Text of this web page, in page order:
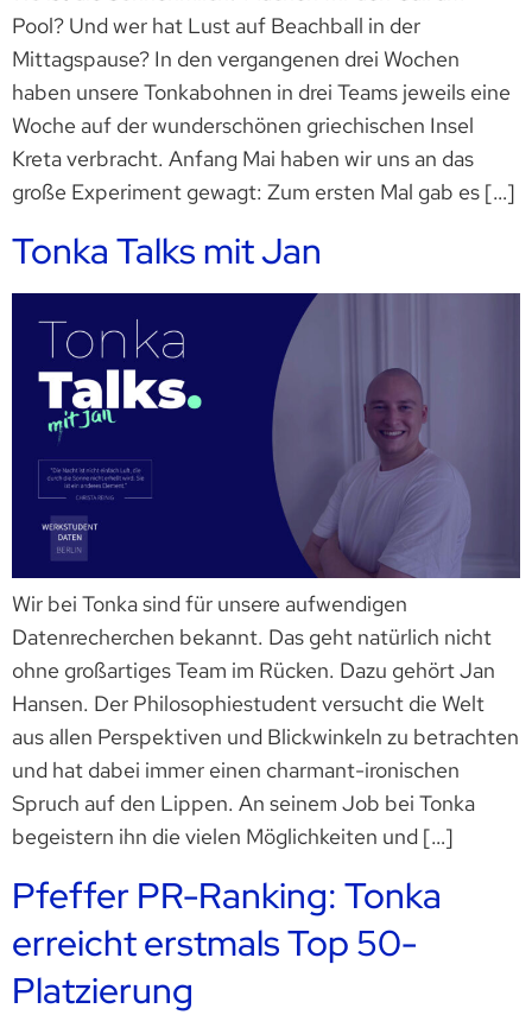
Pool? Und wer hat Lust auf Beachball in der
Mittagspause? In den vergangenen drei Wochen
haben unsere Tonkabohnen in drei Teams jeweils eine
Woche auf der wunderschönen griechischen Insel
Kreta verbracht. Anfang Mai haben wir uns an das
große Experiment gewagt: Zum ersten Mal gab es […]
Tonka Talks mit Jan
Wir bei Tonka sind für unsere aufwendigen
Datenrecherchen bekannt. Das geht natürlich nicht
ohne großartiges Team im Rücken. Dazu gehört Jan
Hansen. Der Philosophiestudent versucht die Welt
aus allen Perspektiven und Blickwinkeln zu betrachten
und hat dabei immer einen charmant-ironischen
Spruch auf den Lippen. An seinem Job bei Tonka
begeistern ihn die vielen Möglichkeiten und […]
Pfeffer PR-Ranking: Tonka
erreicht erstmals Top 50-
Platzierung